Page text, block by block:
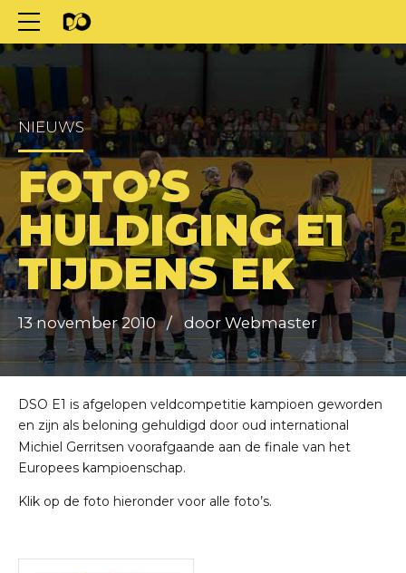
NIEUWS
FOTO’S
HULDIGING E1
TIJDENS EK
13 november 2010 door Webmaster
DSO E1 is afgelopen veldcompetitie kampioen geworden
en zijn als beloning gehuldigd door oud international
Michiel Gerritsen voorafgaande aan de finale van het
Europees kampioenschap.
Klik op de foto hieronder voor alle foto’s.